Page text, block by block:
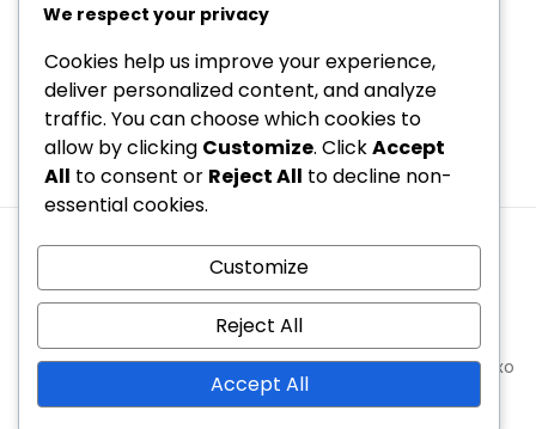
Save my name, email, and website in this browser for the
next time I comment.
Copyright © 2026 sierradecameros.org | Powered bySpexo
WordPress Theme
Personvernerklæring
Informasjonskapsler og sporing
Kontakt
Brukeravtale
We respect your privacy
Cookies help us improve your experience,
deliver personalized content, and analyze
traffic. You can choose which cookies to
allow by clicking Customize. ClickAccept
All to consent or Reject All to decline non-
essential cookies.
Customize
Reject All
Accept All